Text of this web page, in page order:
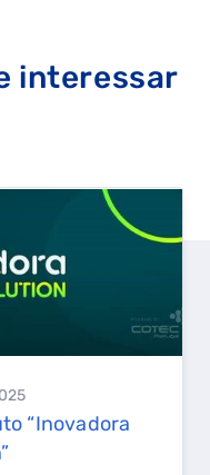
interessar
“Inovadora